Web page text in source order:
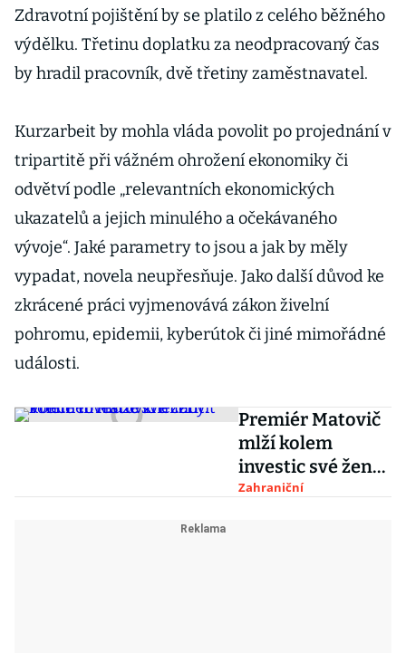
strana
nevylučuje
předčasné
volby
Zdravotní pojištění by se platilo z celého běžného
výdělku. Třetinu doplatku za neodpracovaný čas
by hradil pracovník, dvě třetiny zaměstnavatel.
Kurzarbeit by mohla vláda povolit po projednání v
tripartitě při vážném ohrožení ekonomiky či
odvětví podle „relevantních ekonomických
ukazatelů a jejich minulého a očekávaného
vývoje“. Jaké parametry to jsou a jak by měly
vypadat, novela neupřesňuje. Jako další důvod ke
zkrácené práci vyjmenovává zákon živelní
pohromu, epidemii, kyberútok či jiné mimořádné
události.
Premiér Matovič
mlží kolem
investic své ženy.
Voliče to může
Zahraniční